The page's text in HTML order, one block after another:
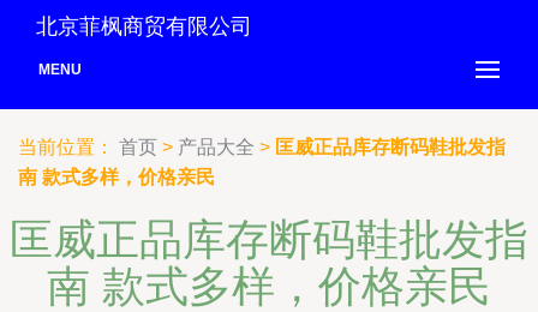
北京菲枫商贸有限公司
MENU
当前位置： 首页 > 产品大全 > 匡威正品库存断码鞋批发指
南 款式多样，价格亲民
匡威正品库存断码鞋批发指
南 款式多样，价格亲民